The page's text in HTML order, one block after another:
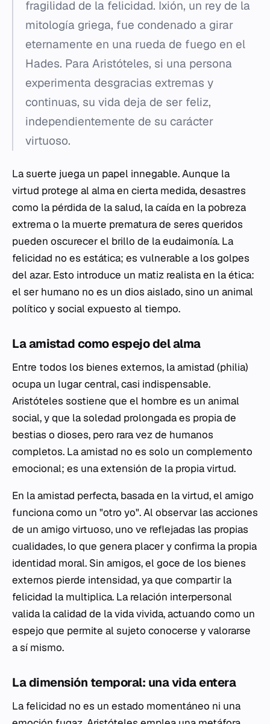
fragilidad de la felicidad. Ixión, un rey de la
mitología griega, fue condenado a girar
eternamente en una rueda de fuego en el
Hades. Para Aristóteles, si una persona
experimenta desgracias extremas y
continuas, su vida deja de ser feliz,
independientemente de su carácter
virtuoso.
La suerte juega un papel innegable. Aunque la
virtud protege al alma en cierta medida, desastres
como la pérdida de la salud, la caída en la pobreza
extrema o la muerte prematura de seres queridos
pueden oscurecer el brillo de laeudaimonía. La
felicidad no es estática; es vulnerable a los golpes
del azar. Esto introduce un matiz realista en la ética:
el ser humano no es un dios aislado, sino un animal
político y social expuesto al tiempo.
La amistad como espejo del alma
Entre todos los bienes externos, la amistad (philia)
ocupa un lugar central, casi indispensable.
Aristóteles sostiene que el hombre es un animal
social, y que la soledad prolongada es propia de
bestias o dioses, pero rara vez de humanos
completos. La amistad no es solo un complemento
emocional; es una extensión de la propia virtud.
En la amistad perfecta, basada en la virtud, el amigo
funciona como un "otro yo". Al observar las acciones
de un amigo virtuoso, uno ve reflejadas las propias
cualidades, lo que genera placer y confirma la propia
identidad moral. Sin amigos, el goce de los bienes
externos pierde intensidad, ya que compartir la
felicidad la multiplica. La relación interpersonal
valida la calidad de la vida vivida, actuando como un
espejo que permite al sujeto conocerse y valorarse
a sí mismo.
La dimensión temporal: una vida entera
La felicidad no es un estado momentáneo ni una